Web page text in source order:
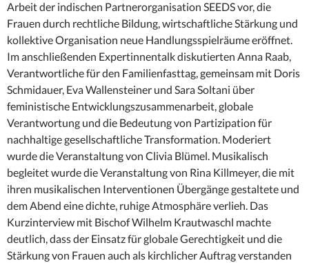
Arbeit der indischen Partnerorganisation SEEDS vor, die
Frauen durch rechtliche Bildung, wirtschaftliche Stärkung und
kollektive Organisation neue Handlungsspielräume eröffnet.
Im anschließenden Expertinnentalk diskutierten Anna Raab,
Verantwortliche für den Familienfasttag, gemeinsam mit Doris
Schmidauer, Eva Wallensteiner und Sara Soltani über
feministische Entwicklungszusammenarbeit, globale
Verantwortung und die Bedeutung von Partizipation für
nachhaltige gesellschaftliche Transformation. Moderiert
wurde die Veranstaltung von Clivia Blümel. Musikalisch
begleitet wurde die Veranstaltung von Rina Killmeyer, die mit
ihren musikalischen Interventionen Übergänge gestaltete und
dem Abend eine dichte, ruhige Atmosphäre verlieh. Das
Kurzinterview mit Bischof Wilhelm Krautwaschl machte
deutlich, dass der Einsatz für globale Gerechtigkeit und die
Stärkung von Frauen auch als kirchlicher Auftrag verstanden